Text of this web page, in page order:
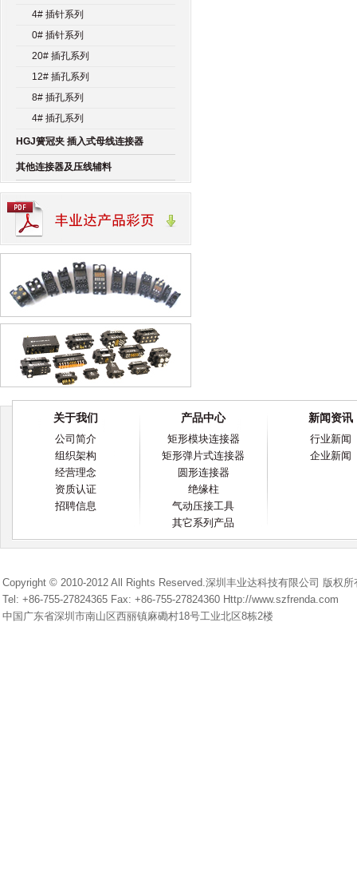
4# 插针系列
0# 插针系列
20# 插孔系列
12# 插孔系列
8# 插孔系列
4# 插孔系列
HGJ簧冠夹 插入式母线连接器
其他连接器及压线辅料
关于我们 产品中心 新闻资讯
公司简介 矩形模块连接器
行业新闻
组织架构
矩形弹片式连接器
企业新闻
经营理念
圆形连接器
资质认证
绝缘柱
招聘信息
气动压接工具
其它系列产品
Copyright © 2010-2012 All Rights Reserved.深圳丰业达科技有限公司 版权所
Tel: +86-755-27824365 Fax: +86-755-27824360 Http://www.szfrenda.com
中国广东省深圳市南山区西丽镇麻磡村18号工业北区8栋2楼